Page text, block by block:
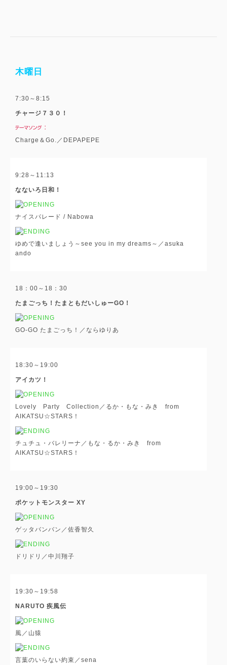
木曜日
7:30～8:15
チャージ７３０！
Charge＆Go.／DEPAPEPE
9:28～11:13
なないろ日和！
ナイスパレード / Nabowa
ゆめで逢いましょう～see you in my dreams～／asuka
ando
18：00～18：30
たまごっち！たまともだいしゅーGO！
GO-GO たまごっち！／ならゆりあ
18:30～19:00
アイカツ！
Lovely Party Collection／るか・もな・みき from
AIKATSU☆STARS！
チュチュ・バレリーナ／もな・るか・みき from
AIKATSU☆STARS！
19:00～19:30
ポケットモンスター XY
ゲッタバンバン／佐香智久
ドリドリ／中川翔子
19:30～19:58
NARUTO 疾風伝
風／山猿
言葉のいらない約束／sena